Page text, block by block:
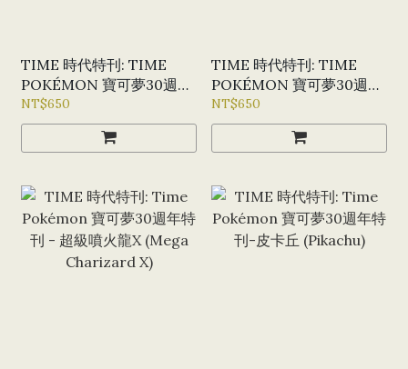
TIME 時代特刊: TIME
POKÉMON 寶可夢30週年
特刊 - 烈空坐
（RAYQUAZA）
NT$650
TIME 時代特刊: TIME
POKÉMON 寶可夢30週年
特刊 - 鳳王(HO-OH)與洛
奇亞(LUGIA)
NT$650